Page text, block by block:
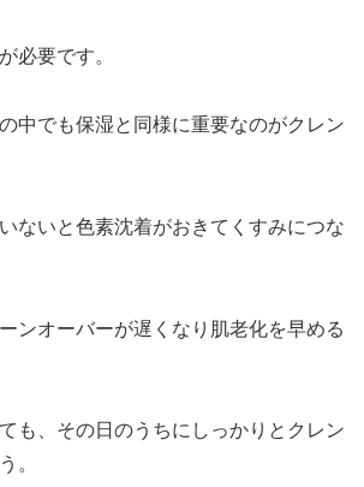
必要です。
中でも保湿と同様に重要なのがクレン
ないと色素沈着がおきてくすみにつな
ンオーバーが遅くなり肌老化を早める
も、その日のうちにしっかりとクレン
。